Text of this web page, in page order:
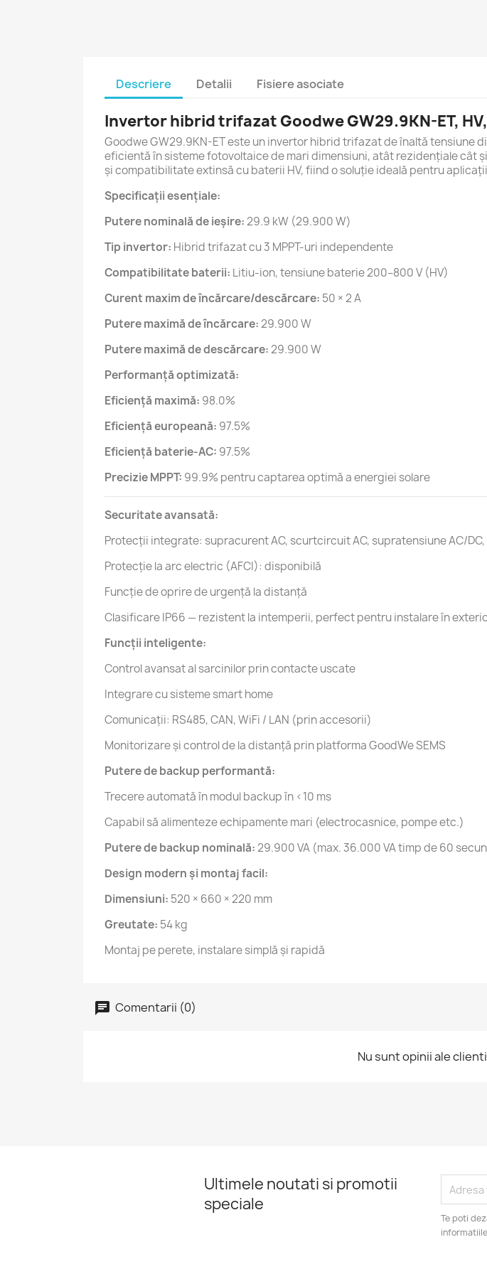
Descriere Detalii Fisiere asociate
Invertor hibrid trifazat Goodwe GW29.9KN-ET,
Goodwe GW29.9KN-ET este un invertor hibrid trifazat de înaltă tensiune
eficientă în sisteme fotovoltaice de mari dimensiuni, atât rezidențiale cât
și compatibilitate extinsă cu baterii HV, fiind o soluție ideală pentru
Specificații esențiale:
Putere nominală de ieșire:29.9 kW (29.900 W)
Tip invertor: Hibrid trifazat cu 3 MPPT-uri independente
Compatibilitate baterii: Litiu-ion, tensiune baterie 200–800 V (HV)
Curent maxim de încărcare/descărcare: 50 × 2 A
Putere maximă de încărcare:29.900 W
Putere maximă de descărcare:29.900 W
Performanță optimizată:
Eficiență maximă: 98.0%
Eficiență europeană: 97.5%
Eficiență baterie-AC: 97.5%
Precizie MPPT: 99.9% pentru captarea optimă a energiei solare
Securitate avansată:
Protecții integrate: supracurent AC, scurtcircuit AC, supratensiune AC/
Protecție la arc electric (AFCI): disponibilă
Funcție de oprire de urgență la distanță
Clasificare IP66 — rezistent la intemperii, perfect pentru instalare în
Funcții inteligente:
Control avansat al sarcinilor prin contacte uscate
Integrare cu sisteme smart home
Comunicații: RS485, CAN, WiFi / LAN (prin accesorii)
Monitorizare și control de la distanță prin platforma GoodWe SEMS
Putere de backup performantă:
Trecere automată în modul backup în <10 ms
Capabil să alimenteze echipamente mari (electrocasnice, pompe etc.)
Putere de backup nominală:29.900 VA (max. 36.000 VA timp de 60
Design modern și montaj facil:
Dimensiuni: 520 × 660 × 220 mm
Greutate: 54 kg
Montaj pe perete, instalare simplă și rapidă
Comentarii (0)
Nu sunt opinii ale
Ultimele noutati si promotii
speciale
Te poti